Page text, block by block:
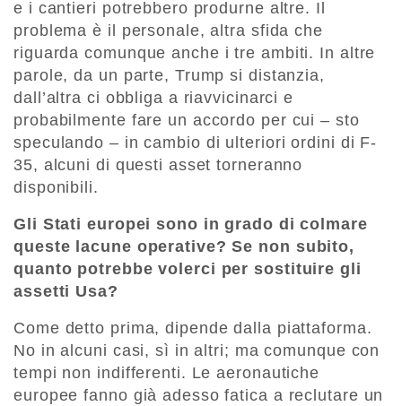
e i cantieri potrebbero produrne altre. Il
problema è il personale, altra sfida che
riguarda comunque anche i tre ambiti. In altre
parole, da un parte, Trump si distanzia,
dall’altra ci obbliga a riavvicinarci e
probabilmente fare un accordo per cui – sto
speculando – in cambio di ulteriori ordini di F-
35, alcuni di questi asset torneranno
disponibili.
Gli Stati europei sono in grado di colmare
queste lacune operative? Se non subito,
quanto potrebbe volerci per sostituire gli
assetti Usa?
Come detto prima, dipende dalla piattaforma.
No in alcuni casi, sì in altri; ma comunque con
tempi non indifferenti. Le aeronautiche
europee fanno già adesso fatica a reclutare un